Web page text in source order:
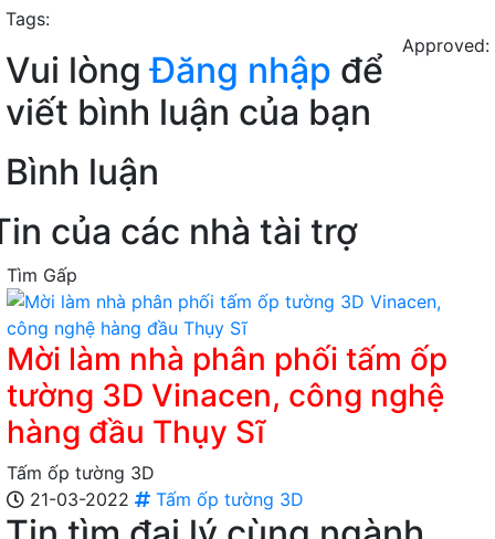
Tags:
Approved:
Vui lòngĐăng nhập để
viết bình luận của bạn
Bình luận
của các nhà tài trợ
Tìm Gấp
Mời làm nhà phân phối tấm ốp
tường 3D Vinacen, công nghệ
hàng đầu Thụy Sĩ
Tấm ốp tường 3D
21-03-2022
Tấm ốp tường 3D